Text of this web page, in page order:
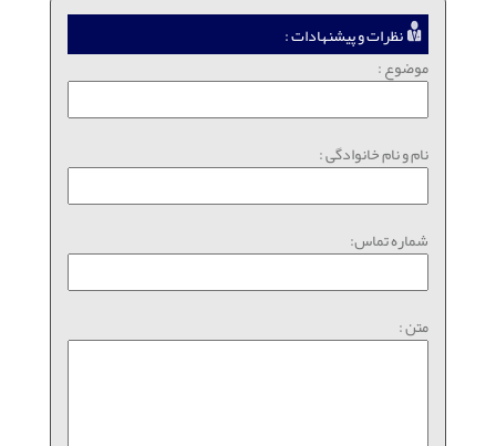
نظرات و پیشنهادات :
موضوع :
نام و نام خانوادگی :
شماره تماس:
متن :